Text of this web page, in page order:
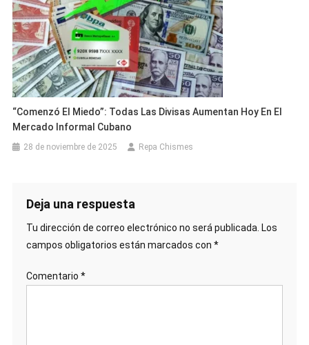
“Comenzó El Miedo”: Todas Las Divisas Aumentan Hoy En El
Mercado Informal Cubano
28 de noviembre de 2025 Repa Chismes
Deja una respuesta
Tu dirección de correo electrónico no será publicada. Los
campos obligatorios están marcados con *
Comentario *